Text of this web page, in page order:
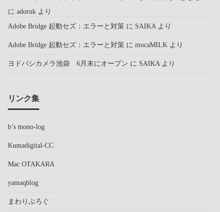
に adoruk より
Adobe Bridge 起動セズ：エラーと対策 に SAIKAより
Adobe Bridge 起動セズ：エラーと対策 に mocaMILK より
ヨドバシカメラ池袋 6月末にオープン に SAIKAより
リンク集
b’s mono-log
Kumadigital-CC
Mac OTAKARA
yamaqblog
まわりぶろぐ